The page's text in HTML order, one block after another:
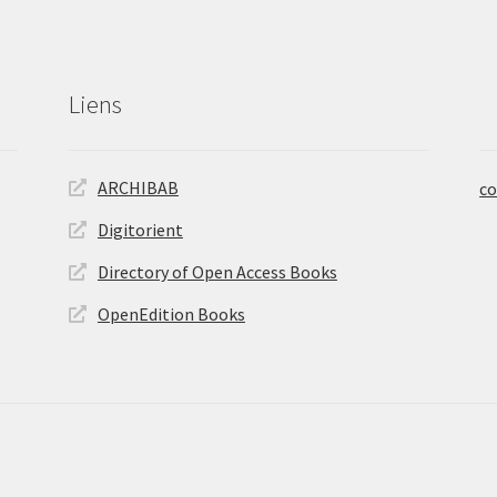
Liens
ARCHIBAB
Digitorient
Directory of Open Access Books
OpenEdition Books